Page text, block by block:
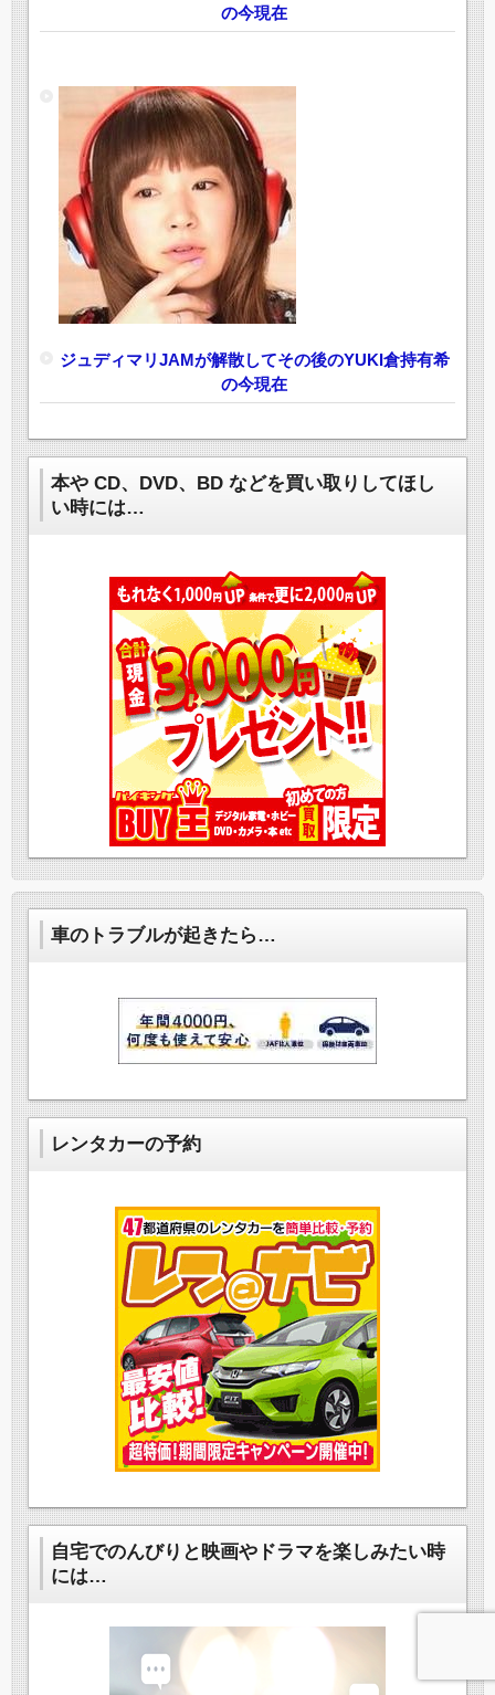
の今現在
ジュディマリJAMが解散してその後のYUKI倉持有希
の今現在
本や CD、DVD、BD などを買い取りしてほし
い時には…
車のトラブルが起きたら…
レンタカーの予約
自宅でのんびりと映画やドラマを楽しみたい時
には…